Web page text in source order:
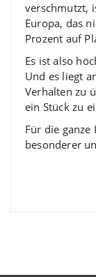
verschmutzt,
Europa, das
Prozent auf
Es ist also
Und es liegt
Verhalten zu
ein Stück zu
Für die ganze
besonderer